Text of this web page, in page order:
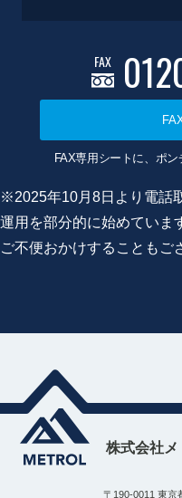
FAX
FAX専用シートに、ポン
※2025年10月8日より電話
運用を部分的に始めていま
ご不便おかけすることもご
株式会社メ
〒190-0011 東京